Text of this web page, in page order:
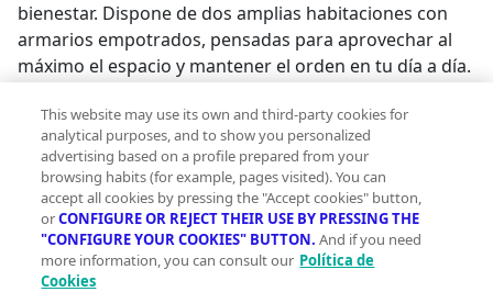
bienestar. Dispone de dos amplias habitaciones con
armarios empotrados, pensadas para aprovechar al
máximo el espacio y mantener el orden en tu día a día.
añadido que aporta comodidad y privacidad tanto
para la familia como para las visitas.~~Su luminoso
salón se abre a un agradable balcón, el rincón
perfecto para disfrutar de un café por la mañana,
desconectar al final del día o simplemente dejar que
entre la luz natural que llena de vida cada
estancia.~~La finca dispone de ascensor, facilitando el
This website may use its own and third-party cookies for
analytical purposes, and to show you personalized
advertising based on a profile prepared from your
browsing habits (for example, pages visited). You can
accept all cookies by pressing the "Accept cookies" button,
orCONFIGURE OR REJECT THEIR USE BY PRESSING THE
"CONFIGURE YOUR COOKIES" BUTTON. And if you need
more information, you can consult our Política de
Cookies